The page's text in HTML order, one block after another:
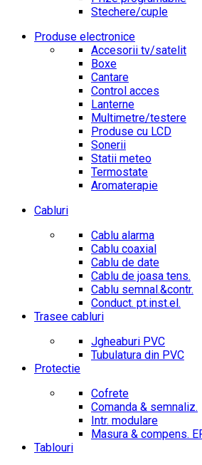
Stechere/cuple
Produse electronice
Accesorii tv/satelit
Boxe
Cantare
Control acces
Lanterne
Multimetre/testere
Produse cu LCD
Sonerii
Statii meteo
Termostate
Aromaterapie
Cabluri
Cablu alarma
Cablu coaxial
Cablu de date
Cablu de joasa tens.
Cablu semnal.&contr.
Conduct. pt.inst.el.
Trasee cabluri
Jgheaburi PVC
Tubulatura din PVC
Protectie
Cofrete
Comanda & semnaliz.
Intr. modulare
Masura & compens.
Tablouri